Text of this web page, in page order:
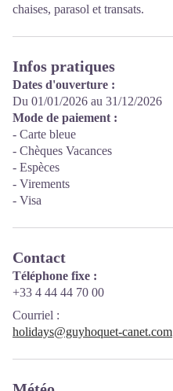
chaises, parasol et transats.
Infos pratiques
Dates d'ouverture :
Du 01/01/2026 au 31/12/2026
Mode de paiement :
- Carte bleue
- Chèques Vacances
- Espèces
- Virements
- Visa
Contact
Téléphone fixe :
+33 4 44 44 70 00
Courriel :
holidays@guyhoquet-canet.com